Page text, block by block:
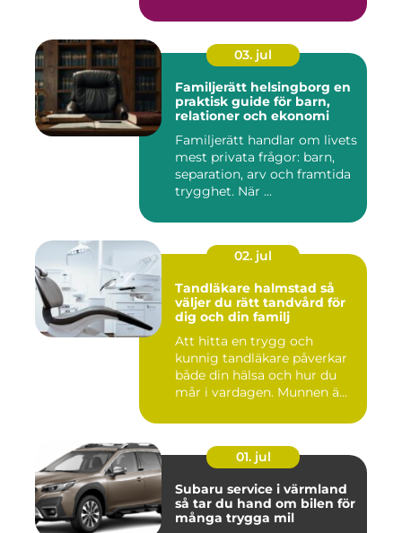
03. jul
Familjerätt helsingborg en
praktisk guide för barn,
relationer och ekonomi
Familjerätt handlar om livets
mest privata frågor: barn,
separation, arv och framtida
trygghet. När ...
02. jul
Tandläkare halmstad så
väljer du rätt tandvård för
dig och din familj
Att hitta en trygg och
kunnig tandläkare påverkar
både din hälsa och hur du
mår i vardagen. Munnen ä...
01. jul
Subaru service i värmland
så tar du hand om bilen för
många trygga mil